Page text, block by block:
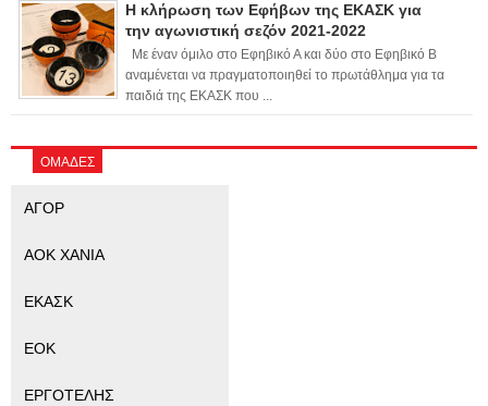
Η κλήρωση των Εφήβων της ΕΚΑΣΚ για
την αγωνιστική σεζόν 2021-2022
Με έναν όμιλο στο Εφηβικό Α και δύο στο Εφηβικό Β
αναμένεται να πραγματοποιηθεί το πρωτάθλημα για τα
παιδιά της ΕΚΑΣΚ που ...
ΟΜΑΔΕΣ
ΑΓΟΡ
ΑΟΚ ΧΑΝΙΑ
ΕΚΑΣΚ
ΕΟΚ
ΕΡΓΟΤΕΛΗΣ